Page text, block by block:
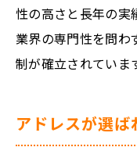
性の高さと長年の実
業界の専門性を問わ
制が確立されていま
アドレスが選ば